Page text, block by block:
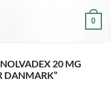
0
20 MG
DANMARK”